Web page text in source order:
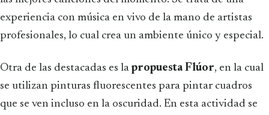
experiencia con música en vivo de la mano de artistas
profesionales, lo cual crea un ambiente único y especial.
Otra de las destacadas es lapropuesta Flúor, en la cual
se utilizan pinturas fluorescentes para pintar cuadros
que se ven incluso en la oscuridad. En esta actividad se